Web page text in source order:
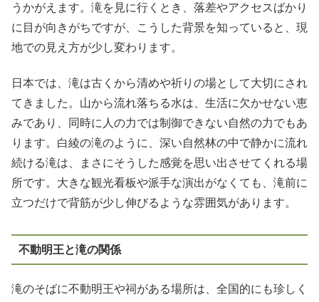
うかがえます。滝を見に行くとき、落差やアクセスばかり
に目が向きがちですが、こうした背景を知っていると、現
地での見え方が少し変わります。
日本では、滝は古くから清めや祈りの場として大切にされ
てきました。山から流れ落ちる水は、生活に欠かせない恵
みであり、同時に人の力では制御できない自然の力でもあ
ります。白綾の滝のように、深い自然林の中で静かに流れ
続ける滝は、まさにそうした感覚を思い出させてくれる場
所です。大きな観光看板や派手な演出がなくても、滝前に
立つだけで背筋が少し伸びるような雰囲気があります。
不動明王と滝の関係
滝のそばに不動明王や祠がある場所は、全国的にも珍しく